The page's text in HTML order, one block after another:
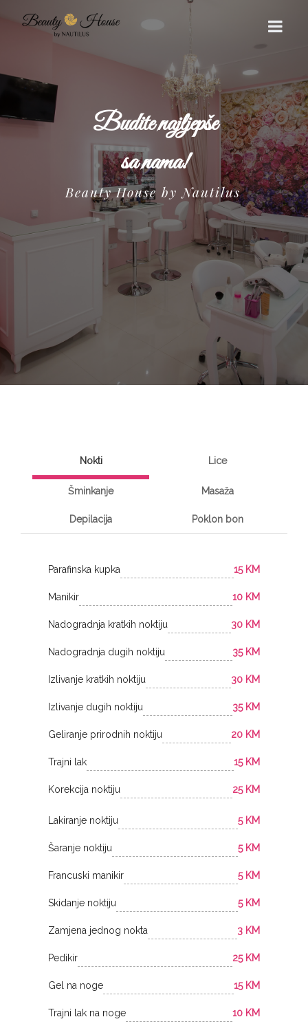
POČETNA
Budite najljepše
sa nama!
Beauty House by Nautilus
Nokti Lice
Šminkanje Masaža
Depilacija Poklon bon
Parafinska kupka 15 KM
Manikir 10 KM
Nadogradnja kratkih noktiju 30 KM
Nadogradnja dugih noktiju 35 KM
Izlivanje kratkih noktiju 30 KM
Izlivanje dugih noktiju 35 KM
Geliranje prirodnih noktiju 20 KM
Trajni lak 15 KM
Korekcija noktiju 25 KM
Lakiranje noktiju 5 KM
Šaranje noktiju 5 KM
Francuski manikir 5 KM
Skidanje noktiju 5 KM
Zamjena jednog nokta 3 KM
Pedikir 25 KM
Gel na noge 15 KM
Trajni lak na noge 10 KM